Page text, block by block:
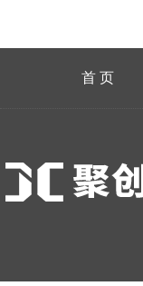
首 页